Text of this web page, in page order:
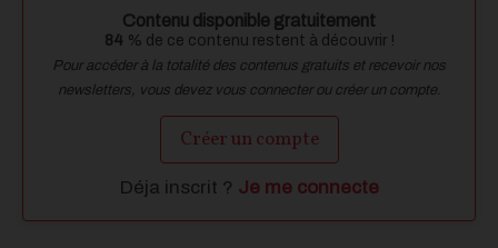
Contenu disponible gratuitement
84 % de ce contenu restent à découvrir !
Pour accéder à la totalité des contenus gratuits et recevoir nos
newsletters, vous devez vous connecter ou créer un compte.
Créer un compte
Déja inscrit ? Je me connecte